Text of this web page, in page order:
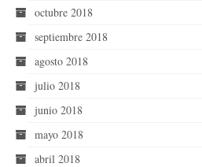
octubre 2018
septiembre 2018
agosto 2018
julio 2018
junio 2018
mayo 2018
abril 2018